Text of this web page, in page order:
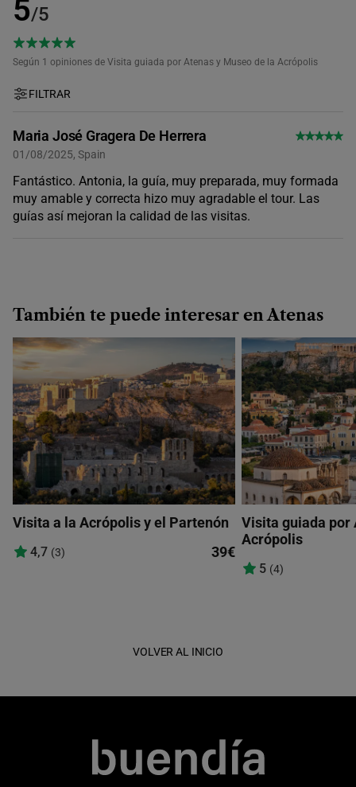
5/5
Según 1 opiniones de Visita guiada por Atenas y Museo de la Acrópolis
FILTRAR
Maria José Gragera De Herrera
01/08/2025, Spain
Fantástico. Antonia, la guía, muy preparada, muy formada
muy amable y correcta hizo muy agradable el tour. Las
guías así mejoran la calidad de las visitas.
También te puede interesar en Atenas
Visita a la Acrópolis y el Partenón
4,7 (3) 39€
Visita guiada por
Acrópolis
5 (4)
VOLVER AL INICIO